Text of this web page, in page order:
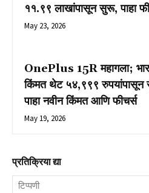
₹११.९९ लाखांपासून सुरू, पाहा
May 23, 2026
OnePlus 15R महागला;
किंमत थेट ५४,९९९
पाहा नवीन किंमत आणि फीचर्स
May 19, 2026
प्रतिक्रिया द्या